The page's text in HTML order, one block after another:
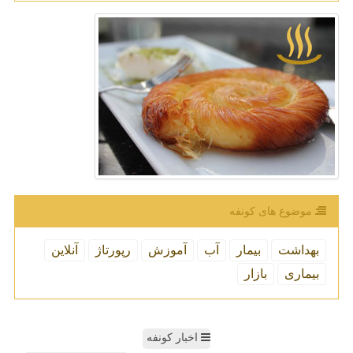
موضوع های كونفه
بهداشت بیمار آب آموزش رپورتاژ
آنلاین
بیماری
بازار
اخبار کونفه